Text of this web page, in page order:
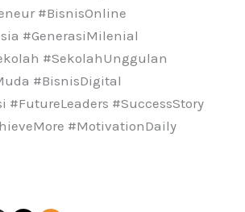
#BisnisOnline
#GenerasiMilenial
#SekolahUnggulan
#BisnisDigital
#FutureLeaders #SuccessStory
#MotivationDaily